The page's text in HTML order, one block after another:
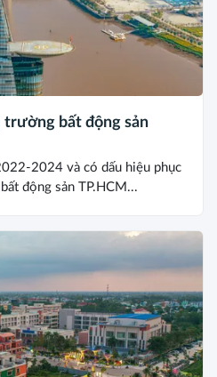
bất động sản
2024 và có dấu hiệu phục
động sản TP.HCM...